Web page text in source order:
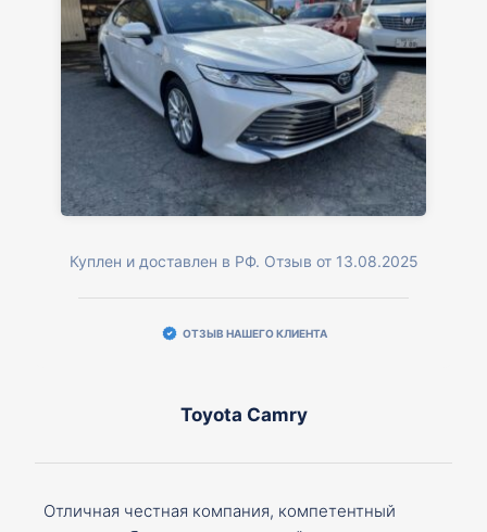
Куплен и доставлен в РФ. Отзыв от 13.08.2025
ОТЗЫВ НАШЕГО КЛИЕНТА
Toyota Camry
Отличная честная компания, компетентный